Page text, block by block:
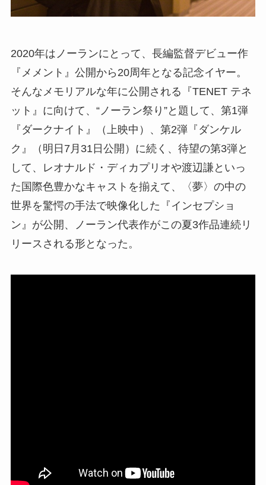
2020年はノーランにとって、長編監督デビュー作
『メメント』公開から20周年となる記念イヤー。
そんなメモリアルな年に公開される『TENET テネ
ット』に向けて、“ノーラン祭り”と題して、第1弾
『ダークナイト』（上映中）、第2弾『ダンケル
ク』（明日7月31日公開）に続く、待望の第3弾と
して、レオナルド・ディカプリオや渡辺謙といっ
た国際色豊かなキャストを揃えて、〈夢〉の中の
世界を驚愕の手法で映像化した『インセプショ
ン』が公開、ノーラン代表作がこの夏3作品連続リ
リースされる形となった。